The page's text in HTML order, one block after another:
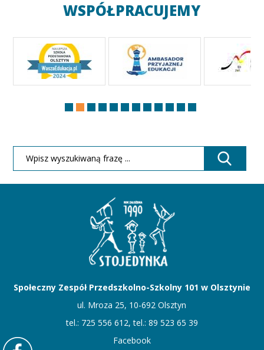
WSPÓŁPRACUJEMY
Społeczny Zespół Przedszkolno-Szkolny 101 w Olsztynie
ul. Mroza 25, 10-692 Olsztyn
tel.: 725 556 612, tel.: 89 523 65 39
Facebook